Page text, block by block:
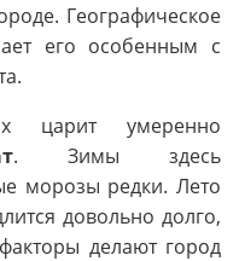
Географическое
его особенным с
царит умеренно
. Зимы здесь
морозы редки. Лето
довольно долго,
делают город